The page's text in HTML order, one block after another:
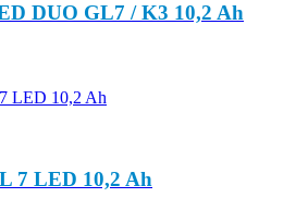
DUO GL7 / K3 10,2 Ah
7 LED 10,2 Ah